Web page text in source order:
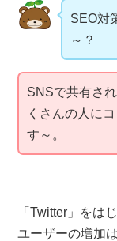
SEO対
～？
SNSで共有さ
くさんの人に
す～。
「Twitter」をは
ユーザーの増加